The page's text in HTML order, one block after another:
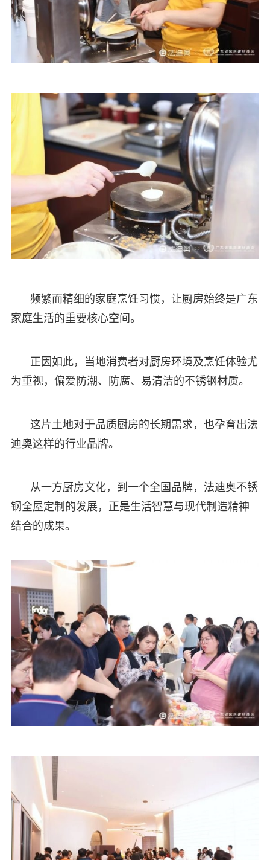
频繁而精细的家庭烹饪习惯，让厨房始终是广东
家庭生活的重要核心空间。
正因如此，当地消费者对厨房环境及烹饪体验尤
为重视，偏爱防潮、防腐、易清洁的不锈钢材质。
这片土地对于品质厨房的长期需求，也孕育出法
迪奥这样的行业品牌。
从一方厨房文化，到一个全国品牌，法迪奥不锈
钢全屋定制的发展，正是生活智慧与现代制造精神
结合的成果。